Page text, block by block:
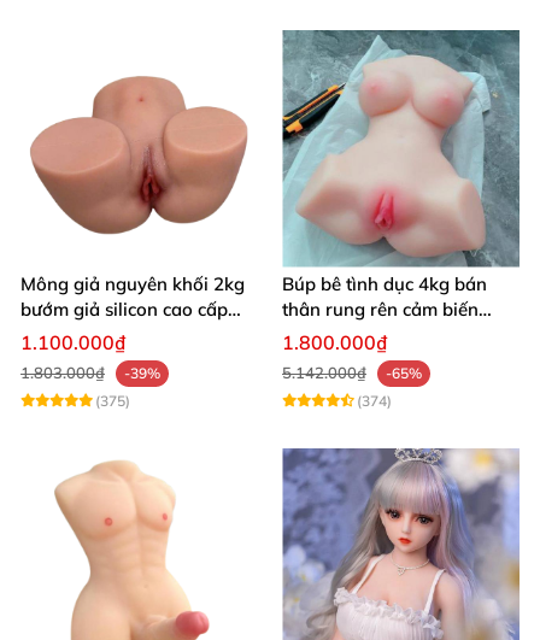
Mông giả nguyên khối 2kg
bướm giả silicon cao cấp
giá rẻ hotgirl Nhật Bản 18+
1.100.000₫
1.803.000₫
-39%
(375)
Búp bê tình dục 4kg bán
thân rung rên cảm biến
chân xoè hồng hào như
1.800.000₫
5.142.000₫
-65%
(374)